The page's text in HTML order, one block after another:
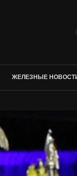
ЖЕЛЕЗНЫЕ